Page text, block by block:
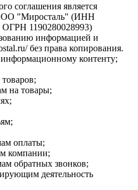
соглашения является
"Миросталь" (ИНН
1190280028993)
информацией и
без права копирования.
контенту;
на товары;
оплаты;
компании;
обратных звонков;
деятельность